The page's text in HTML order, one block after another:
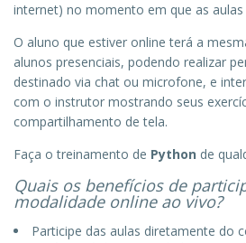
internet) no momento em que as
O aluno que estiver online terá a
alunos presenciais, podendo realizar
destinado via chat ou microfone, e
com o instrutor mostrando seus
compartilhamento de tela.
Faça o treinamento de Python de
Quais os benefícios de
modalidade online ao vivo?
Participe das aulas diretamente do